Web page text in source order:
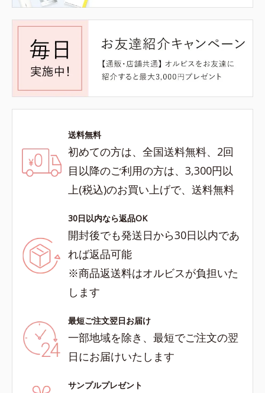
送料無料
初めての方は、全国送料無料、2回
目以降のご利用の方は、3,300円以
上(税込)のお買い上げで、送料無料
30日以内なら返品OK
開封後でも発送日から30日以内であ
れば返品可能
※商品返送料はオルビスが負担いた
します
最短ご注文翌日お届け
一部地域を除き、最短でご注文の翌
日にお届けいたします
サンプルプレゼント